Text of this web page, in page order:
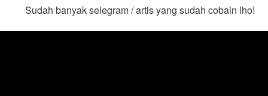
Sudah banyak selegram / artis yang sudah cobain lho!